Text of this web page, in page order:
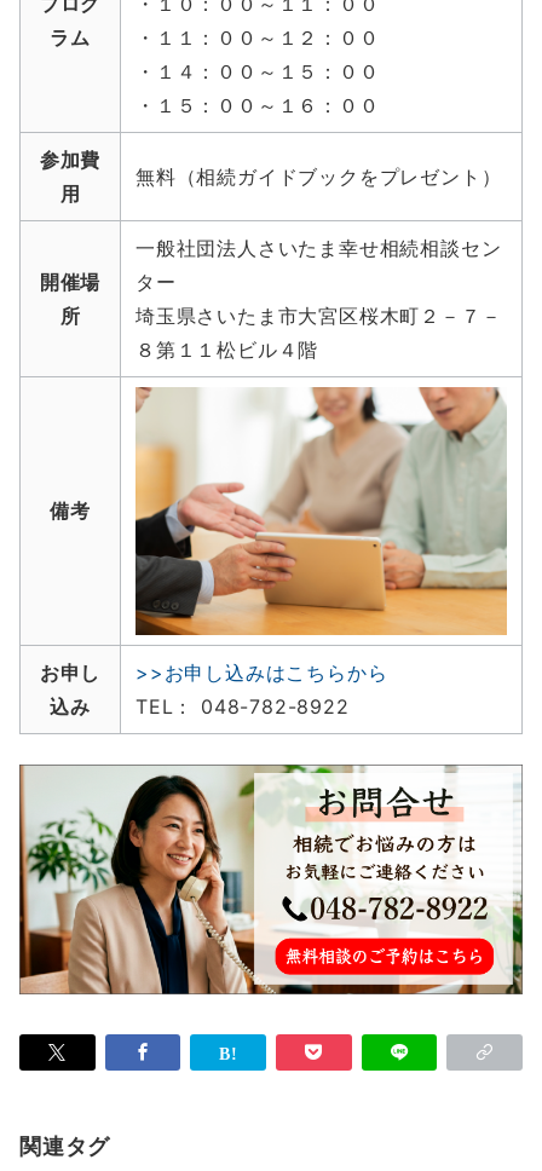
ラム
・１１：００～１２：００
・１４：００～１５：００
・１５：００～１６：００
参加費
用
無料（相続ガイドブックをプレゼント）
開催場
所
一般社団法人さいたま幸せ相続相談セン
ター
埼玉県さいたま市大宮区桜木町２－７－
８第１１松ビル４階
備考
お申し
込み
>>お申し込みはこちらから
TEL： 048-782-8922
関連タグ